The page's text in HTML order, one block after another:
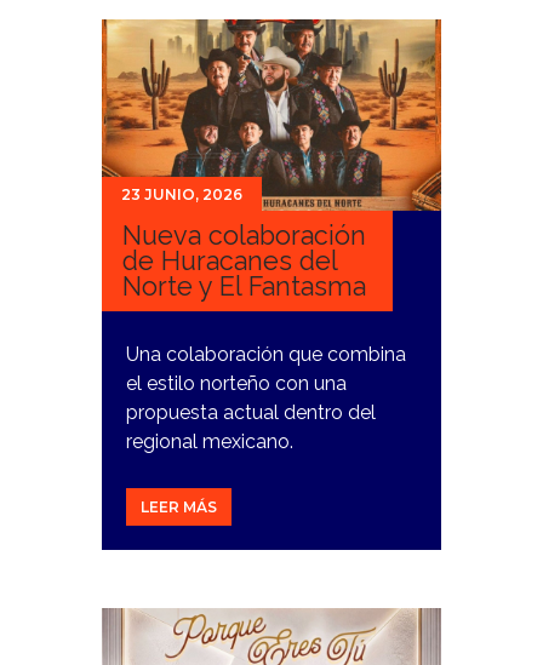
23 JUNIO, 2026
Nueva colaboración
de Huracanes del
Norte y El Fantasma
Una colaboración que combina
el estilo norteño con una
propuesta actual dentro del
regional mexicano.
LEER MÁS